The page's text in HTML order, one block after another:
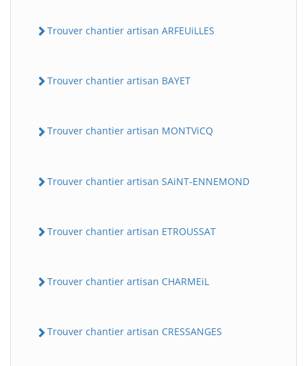
Trouver chantier artisan ARFEUiLLES
Trouver chantier artisan BAYET
Trouver chantier artisan MONTViCQ
Trouver chantier artisan SAiNT-ENNEMOND
Trouver chantier artisan ETROUSSAT
Trouver chantier artisan CHARMEiL
Trouver chantier artisan CRESSANGES
B Assistant en ligne